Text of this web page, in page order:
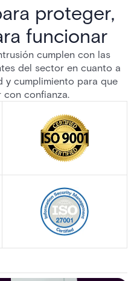
proteger,
funcionar
cumplen con las
del sector en cuanto a
y cumplimiento para que
con confianza.